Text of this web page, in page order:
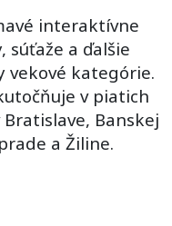
interaktívne
súťaže a ďalšie
vekové kategórie.
v piatich
Banskej
a Žiline.